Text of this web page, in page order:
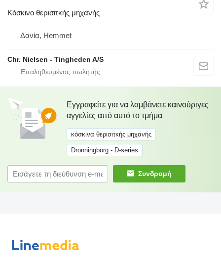
Κόσκινο θερισιτκής μηχανής
Δανία, Hemmet
Chr. Nielsen - Tingheden A/S
Εγγραφείτε για να λαμβάνετε καινούριγες
αγγελίες από αυτό το τμήμα
κόσκινα θερισιτκής μηχανής
Dronningborg - D-series
Συνδρομή